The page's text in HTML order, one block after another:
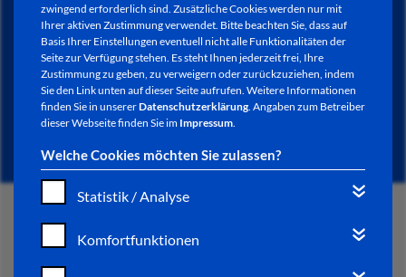
zwingend erforderlich sind. Zusätzliche Cookies werden nur mit
Ihrer aktiven Zustimmung verwendet. Bitte beachten Sie, dass auf
Basis Ihrer Einstellungen eventuell nicht alle Funktionalitäten der
Seite zur Verfügung stehen. Es steht Ihnen jederzeit frei, Ihre
Zustimmung zu geben, zu verweigern oder zurückzuziehen, indem
Sie den Link unten auf dieser Seite aufrufen. Weitere Informationen
finden Sie in unsererDatenschutzerklärung. Angaben zum Betreiber
dieser Webseite finden Sie im Impressum.
Welche Cookies möchten Sie zulassen?
Statistik / Analyse
Komfortfunktionen
AKTUELLES
START